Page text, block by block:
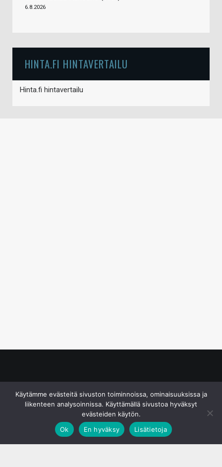
6.8.2026
HINTA.FI HINTAVERTAILU
Hinta.fi hintavertailu
Käytämme evästeitä sivuston toiminnoissa, ominaisuuksissa ja
liikenteen analysoinnissa. Käyttämällä sivustoa hyväksyt
evästeiden käytön.
Ok
En hyväksy Lisätietoja